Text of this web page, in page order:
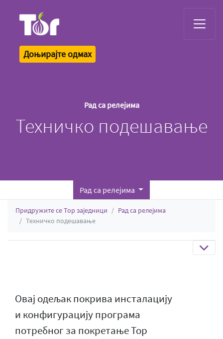
Доњирајте одмах
Рад са релејима
Техничко подешавање
Рад са релејима
Придружите се Тор заједници
Рад са релејима
Техничко подешавање
Овај одељак покрива инсталацију
и конфигурацију програма
потребног за покретање Тор